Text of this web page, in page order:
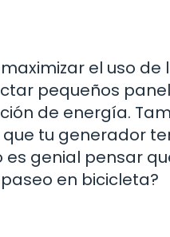
el uso de
pequeños
de energía.
tu generador
genial pensar
en bicicleta?